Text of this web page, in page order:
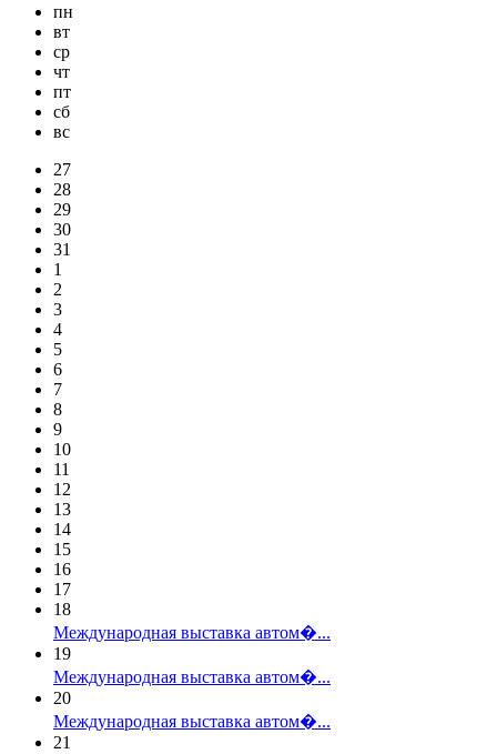
пн
вт
ср
чт
пт
сб
вс
27
28
29
30
31
1
2
3
4
5
6
7
8
9
10
11
12
13
14
15
16
17
18
Международная выставка автом�...
19
Международная выставка автом�...
20
Международная выставка автом�...
21